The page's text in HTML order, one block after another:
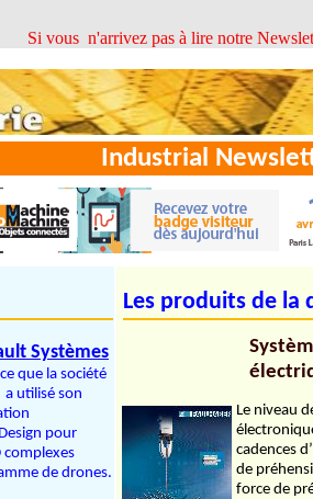
Si vous n'arrivez pas à lire notre
Industrial
Systèmes
que la société
utilisé son
pour
complexes
de drones.
Les produits de la
Le niveau
cadences
de
force de